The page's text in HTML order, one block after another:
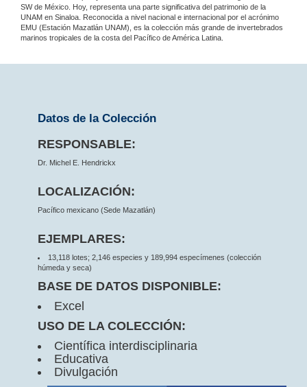
SW de México. Hoy, representa una parte significativa del patrimonio de la
UNAM en Sinaloa. Reconocida a nivel nacional e internacional por el acrónimo
EMU (Estación Mazatlán UNAM), es la colección más grande de invertebrados
marinos tropicales de la costa del Pacífico de América Latina.
Datos de la Colección
RESPONSABLE:
Dr. Michel E. Hendrickx
LOCALIZACIÓN:
Pacífico mexicano (Sede Mazatlán)
EJEMPLARES:
13,118 lotes; 2,146 especies y 189,994 especímenes (colección
húmeda y seca)
BASE DE DATOS DISPONIBLE:
Excel
USO DE LA COLECCIÓN:
Científica interdisciplinaria
Educativa
Divulgación